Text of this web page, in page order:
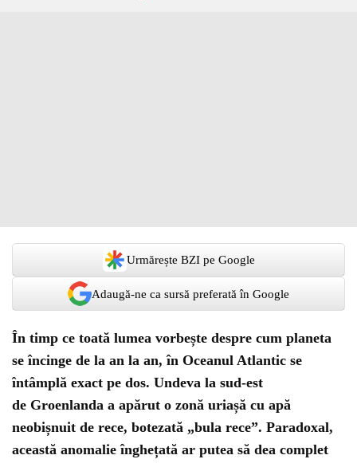
Urmărește BZI pe Google
Adaugă-ne ca sursă preferată în Google
În timp ce toată lumea vorbește despre cum planeta
se încinge de la an la an, în Oceanul Atlantic se
întâmplă exact pe dos. Undeva la sud-est
de Groenlanda a apărut o zonă uriașă cu apă
neobișnuit de rece, botezată „bula rece”. Paradoxal,
această anomalieînghețată ar putea să dea complet